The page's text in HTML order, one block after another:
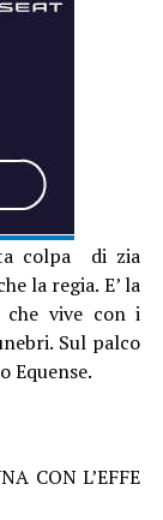
colpa di zia
la regia. E’ la
che vive con i
Sul palco
Equense.
CON L’EFFE